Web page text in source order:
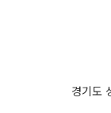
경기도